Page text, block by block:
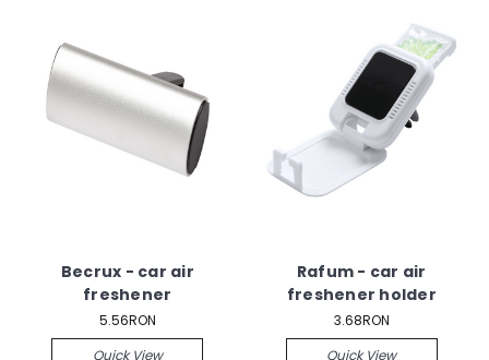
Becrux - car air
freshener
5.56RON
Quick View
Rafum - car air
freshener holder
3.68RON
Quick View